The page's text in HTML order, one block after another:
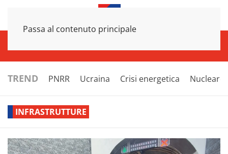
Passa al contenuto principale
TREND PNRR Ucraina Crisi energetica Nucleare
INFRASTRUTTURE